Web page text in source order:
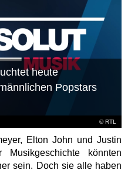
©RTL
heute
Popstars
Elton John und Justin
könnten
sein. Doch sie alle haben